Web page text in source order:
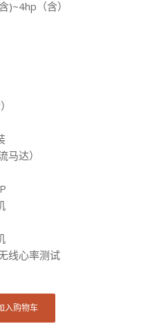
)~4hp（含）
马达）
线心率测试
入购物车